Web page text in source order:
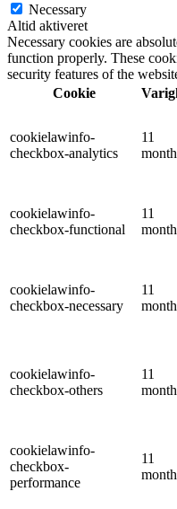
Necessary
Altid aktiveret
Necessary cookies are
function properly. These
security features of the
Cookie
cookielawinfo-
checkbox-analytics
11
cookielawinfo-
checkbox-functional
11
cookielawinfo-
checkbox-necessary
11
cookielawinfo-
checkbox-others
11
cookielawinfo-
checkbox-
performance
11